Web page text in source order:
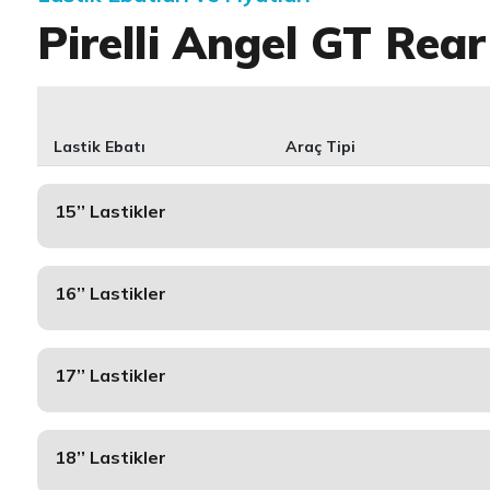
Pirelli Angel GT Rear
Lastik Ebatı Araç Tipi
15’’ Lastikler
16’’ Lastikler
17’’ Lastikler
18’’ Lastikler